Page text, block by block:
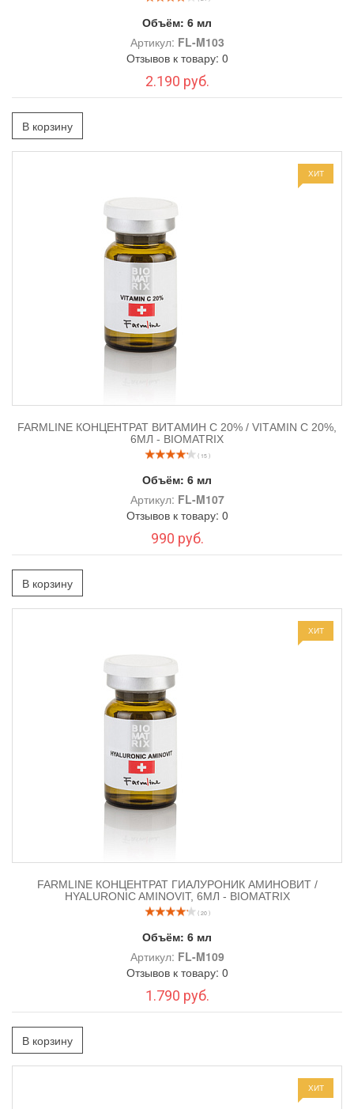
Объём: 6 мл
Артикул: FL-M103
Отзывов к товару: 0
2.190 руб.
В корзину
ХИТ
FARMLINE КОНЦЕНТРАТ ВИТАМИН С 20% / VITАMIN C 20%,
6МЛ - BIOMATRIX
( 15 )
Объём: 6 мл
Артикул: FL-M107
Отзывов к товару: 0
990 руб.
В корзину
ХИТ
FARMLINE КОНЦЕНТРАТ ГИАЛУРОНИК АМИНОВИТ /
HYALURONIC AMINOVIT, 6МЛ - BIOMATRIX
( 20 )
Объём: 6 мл
Артикул: FL-M109
Отзывов к товару: 0
1.790 руб.
В корзину
ХИТ